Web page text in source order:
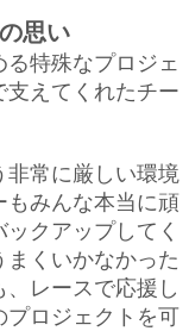
思い
特殊なプロジェ
支えてくれたチー
非常に厳しい環境
もみんな本当に頑
クアップしてく
くいかなかった
レースで応援し
プロジェクトを可